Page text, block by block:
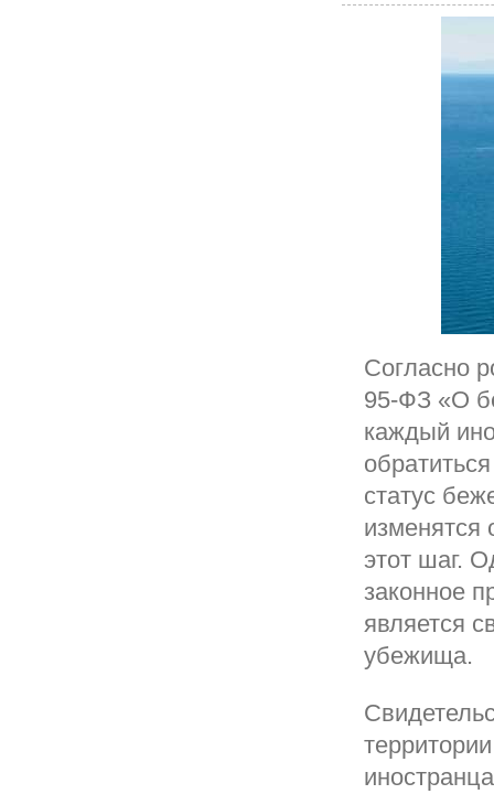
Согласно
95-ФЗ «О
каждый
статус
изменятся
этот шаг.
законное
является
убежища.